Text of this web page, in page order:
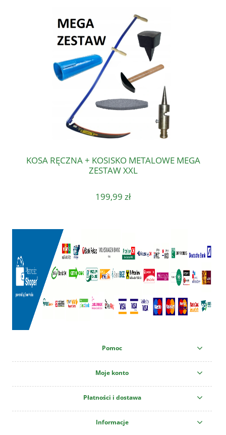
KOSA RĘCZNA + KOSISKO METALOWE MEGA
ZESTAW XXL
199,99 zł
Pomoc
Moje konto
Płatności i dostawa
Informacje